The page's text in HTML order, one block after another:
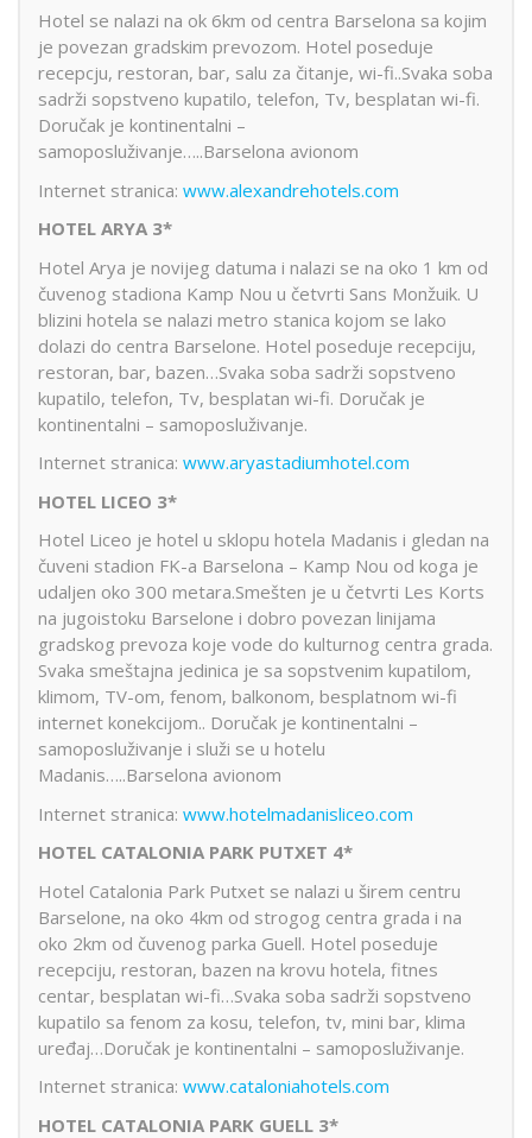
Hotel se nalazi na ok 6km od centra Barselona sa kojim
je povezan gradskim prevozom. Hotel poseduje
recepcju, restoran, bar, salu za čitanje, wi-fi..Svaka soba
sadrži sopstveno kupatilo, telefon, Tv, besplatan wi-fi.
Doručak je kontinentalni –
samoposluživanje…..Barselona avionom
Internet stranica: www.alexandrehotels.com
HOTEL ARYA 3*
Hotel Arya je novijeg datuma i nalazi se na oko 1 km od
čuvenog stadiona Kamp Nou u četvrti Sans Monžuik. U
blizini hotela se nalazi metro stanica kojom se lako
dolazi do centra Barselone. Hotel poseduje recepciju,
restoran, bar, bazen…Svaka soba sadrži sopstveno
kupatilo, telefon, Tv, besplatan wi-fi. Doručak je
kontinentalni – samoposluživanje.
Internet stranica: www.aryastadiumhotel.com
HOTEL LICEO 3*
Hotel Liceo je hotel u sklopu hotela Madanis i gledan na
čuveni stadion FK-a Barselona – Kamp Nou od koga je
udaljen oko 300 metara.Smešten je u četvrti Les Korts
na jugoistoku Barselone i dobro povezan linijama
gradskog prevoza koje vode do kulturnog centra grada.
Svaka smeštajna jedinica je sa sopstvenim kupatilom,
klimom, TV-om, fenom, balkonom, besplatnom wi-fi
internet konekcijom.. Doručak je kontinentalni –
samoposluživanje i služi se u hotelu
Madanis…..Barselona avionom
Internet stranica: www.hotelmadanisliceo.com
HOTEL CATALONIA PARK PUTXET 4*
Hotel Catalonia Park Putxet se nalazi u širem centru
Barselone, na oko 4km od strogog centra grada i na
oko 2km od čuvenog parka Guell. Hotel poseduje
recepciju, restoran, bazen na krovu hotela, fitnes
centar, besplatan wi-fi…Svaka soba sadrži sopstveno
kupatilo sa fenom za kosu, telefon, tv, mini bar, klima
uređaj…Doručak je kontinentalni – samoposluživanje.
Internet stranica: www.cataloniahotels.com
HOTEL CATALONIA PARK GUELL 3*